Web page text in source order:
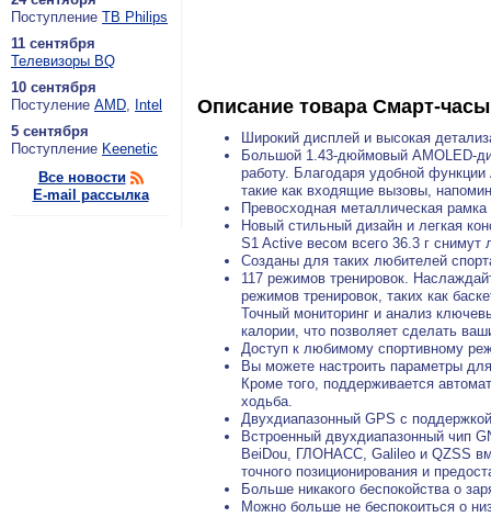
По­ступ­ле­ние ТВ Philips
11 сентября
Теле­ви­зо­ры BQ
10 сентября
По­сту­ле­ние AMD, Intel
5 сентября
По­ступ­ле­ние Keenetic
Все новости
E-mail рассылка
Описание товара Смарт-часы
Широкий дисплей и высокая
Большой 1.43-дюймовый AMOLED-
работу. Благодаря удобной
такие как входящие вызовы,
Превосходная металлическая рамка
Новый стильный дизайн и легкая
S1 Active весом всего 36.3 г
Созданы для таких любителей
117 режимов тренировок.
режимов тренировок, таких как
Точный мониторинг и анализ
калории, что позволяет сделать
Доступ к любимому спортивному
Вы можете настроить параметры
Кроме того, поддерживается
ходьба.
Двухдиапазонный GPS с
Встроенный двухдиапазонный чип
BeiDou, ГЛОНАСС, Galileo и QZSS
точного позиционирования и
Больше никакого беспокойства о
Можно больше не беспокоиться о